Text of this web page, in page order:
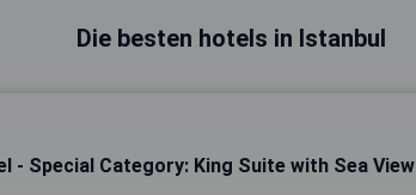
Die besten hotels in Istanbul
- Special Category: King Suite with Sea View